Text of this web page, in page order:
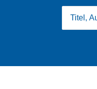
for: